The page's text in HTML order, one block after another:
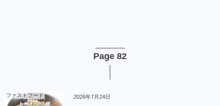
Page 82
ファストフード 2026年7月24日